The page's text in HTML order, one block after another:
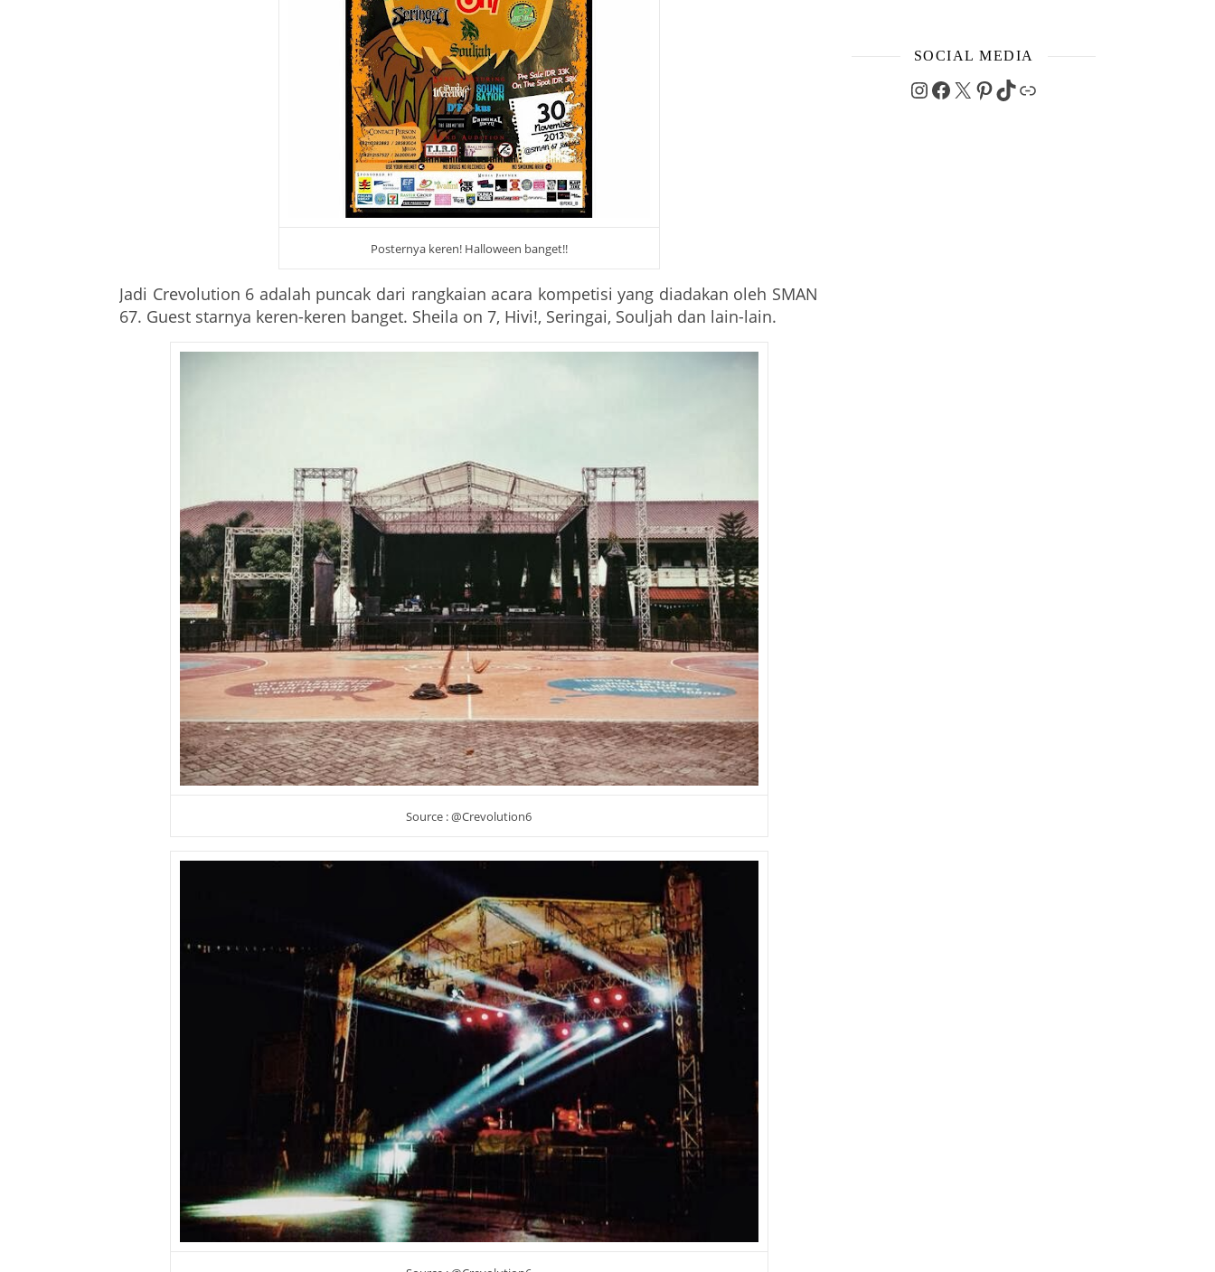
Posternya keren! Halloween banget!!
Jadi Crevolution 6 adalah puncak dari rangkaian acara kompetisi yang diadakan oleh SMAN
67. Guest starnya keren-keren banget. Sheila on 7, Hivi!, Seringai, Souljah dan lain-lain.
Source : @Crevolution6
SOCIAL MEDIA
Instagram
Facebook
X Pinterest
TikTok
Link